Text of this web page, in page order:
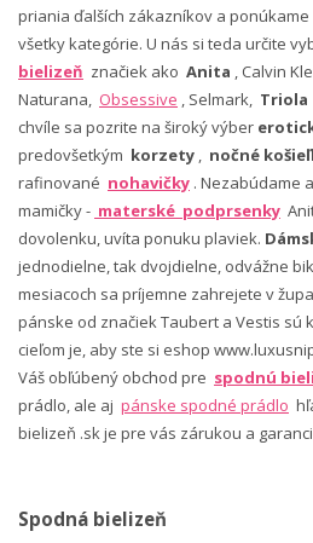
priania ďalších zákazníkov a ponúkame
všetky kategórie. U nás si teda určite
bielizeň značiek ako Anita , Calvin
Naturana, Obsessive , Selmark, Triola
chvíle sa pozrite na široký výber
predovšetkým korzety , nočné
rafinované nohavičky . Nezabúdame
mamičky - materské podprsenky
dovolenku, uvíta ponuku plaviek.
jednodielne, tak dvojdielne, odvážne
mesiacoch sa príjemne zahrejete v
pánske od značiek Taubert a Vestis sú
cieľom je, aby ste si eshop
Váš obľúbený obchod pre spodnú
prádlo, ale aj pánske spodné prádlo
bielizeň .sk je pre vás zárukou a
Spodná bielizeň